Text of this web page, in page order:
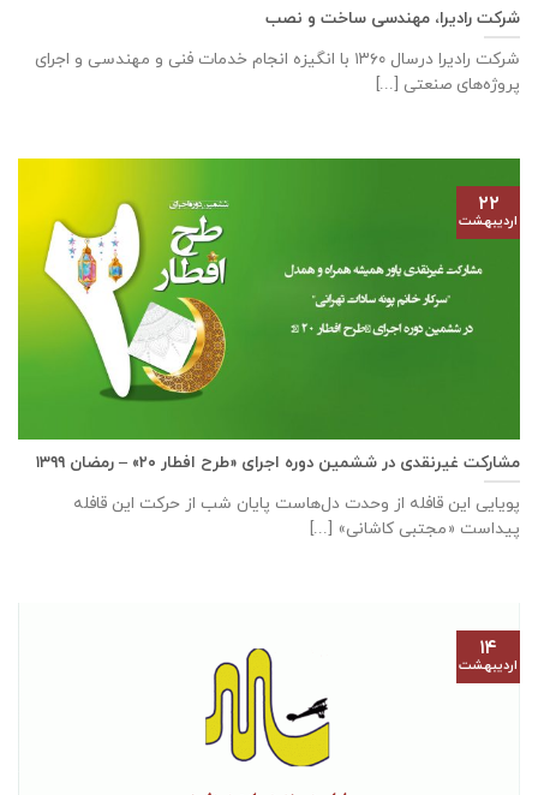
شرکت رادیرا، مهندسی ساخت و نصب
شرکت رادیرا درسال ۱۳۶۰ با انگیزه انجام خدمات فنی و مهندسی و اجرای
پروژه‌های صنعتی [...]
مشارکت غیرنقدی در ششمین دوره اجرای «طرح افطار ۲۰» – رمضان ۱۳۹۹
پویایی این قافله از وحدت دل‌هاست پایان شب از حرکت این قافله
پیداست «مجتبی کاشانی» [...]
۲۲
اردیبهشت
۱۴
اردیبهشت